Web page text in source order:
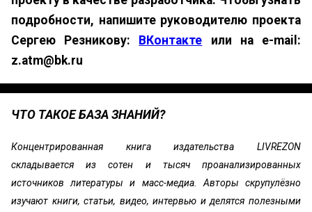
подробности, напишите руководителю проекта
Сергею Резникову:
ВКонтакте или на e-mail:
z.atm@bk.ru
ЧТО ТАКОЕ БАЗА ЗНАНИЙ?
Концентрированная книга издательства LIVREZON
складывается из сотен и тысяч проанализированных
источников литературы и масс-медиа. Авторы скрупулёзно
изучают книги, статьи, видео, интервью и делятся полезными